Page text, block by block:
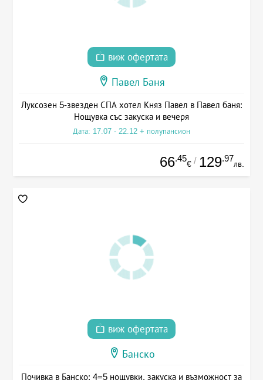
виж офертата
Павел Баня
Луксозен 5-звезден СПА хотел Княз Павел в Павел баня:
Нощувка със закуска и вечеря
Дата: 17.07 - 22.12 + полупансион
66.45
€ / 129.97
лв.
виж офертата
Банско
Почивка в Банско: 4=5 нощувки, закуска и възможност за